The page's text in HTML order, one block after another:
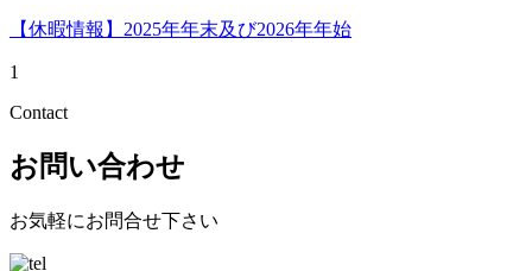
【休暇情報】2025年年末及び2026年年始
1
Contact
お問い合わせ
お気軽にお問合せ下さい